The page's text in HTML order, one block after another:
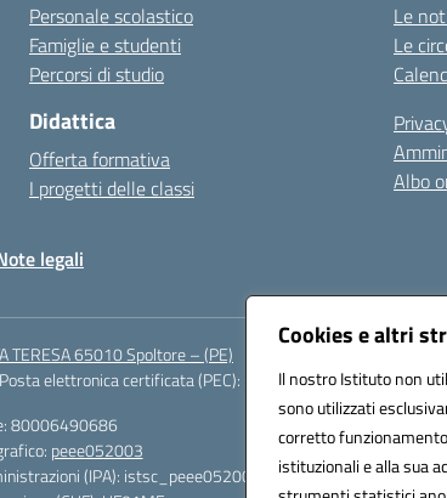
Cookies e altri
Il nostro Istituto non
sono utilizzati
corretto
istituzionali e alla sua
Personale scolastico
Famiglie e studenti
Percorsi di studio
Didattica
Offerta formativa
I progetti delle classi
Le
Le
Albo
legali
TERESA 65010 Spoltore – (PE)
Posta elettronica certificata (PEC):
80006490686
peee052003
(IPA): istsc_peee052003